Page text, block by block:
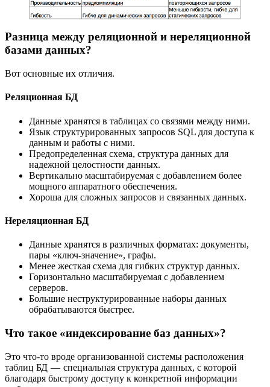
Разница между реляционной и нереляционной
базами данных?
Вот основные их отличия.
Реляционная БД
Данные хранятся в таблицах со связями между ними.
Язык структурированных запросов SQL для доступа к
данным и работы с ними.
Предопределенная схема, структура данных для
надежной целостности данных.
Вертикально масштабируемая с добавлением более
мощного аппаратного обеспечения.
Хороша для сложных запросов и связанных данных.
Нереляционная БД
Данные хранятся в различных форматах: документы,
пары «ключ-значение», графы.
Менее жесткая схема для гибких структур данных.
Горизонтально масштабируемая с добавлением
серверов.
Большие неструктурированные наборы данных
обрабатываются быстрее.
Что такое «индексирование баз данных»?
Это что-то вроде организованной системы расположения
таблиц БД — специальная структура данных, с которой
благодаря быстрому доступу к конкретной информации